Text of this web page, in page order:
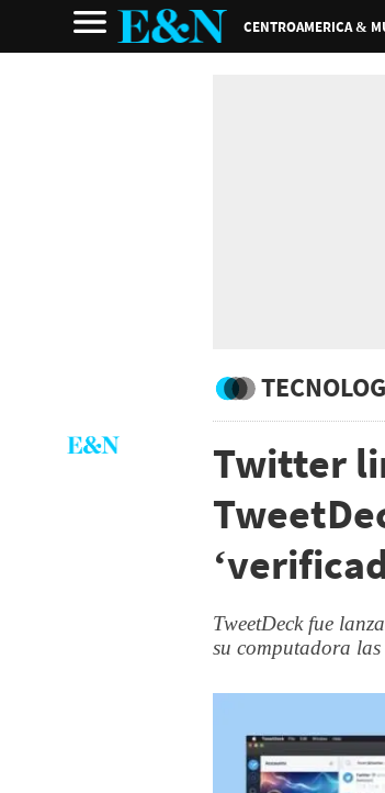
CENTROAMERICA &
Twitter
TweetDeck fue
su computadora las